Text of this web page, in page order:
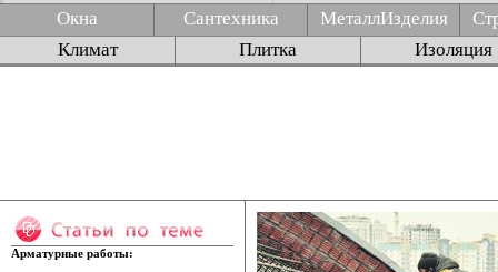
Окна Сантехника МеталлИзделия
Климат
Плитка Изоляция
Арматурные работы: